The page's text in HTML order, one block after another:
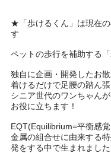
★「歩けるくん」は現在
す
ペットの歩行を補助する「
独自に企画・開発したお
着けるだけで足腰の踏ん
シニア世代のワンちゃん
お役に立ちます！
EQT(Equilibrium=平衡感
金属の組合せに由来する
発をする中で生まれました